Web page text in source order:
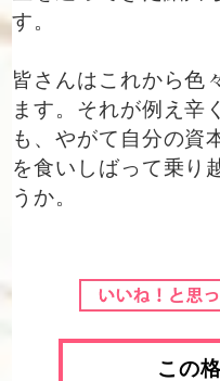
す。
皆さんはこれから色
ます。それが例え辛
も、やがて自分の資
を食いしばって乗り
うか。
この